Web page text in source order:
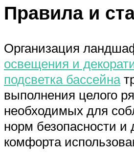
Правила и
Организация
освещения и
подсветка бассейна
выполнения целого
необходимых для
норм безопасности и
комфорта